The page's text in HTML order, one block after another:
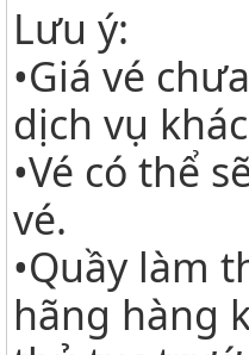
Lưu ý:
•Giá vé
dịch vụ
•Vé có thể
vé.
•Quầy làm
hãng hàng